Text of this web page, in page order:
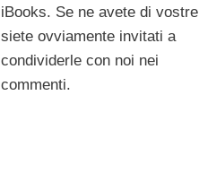
iBooks. Se ne avete di vostre
siete ovviamente invitati a
condividerle con noi nei
commenti.